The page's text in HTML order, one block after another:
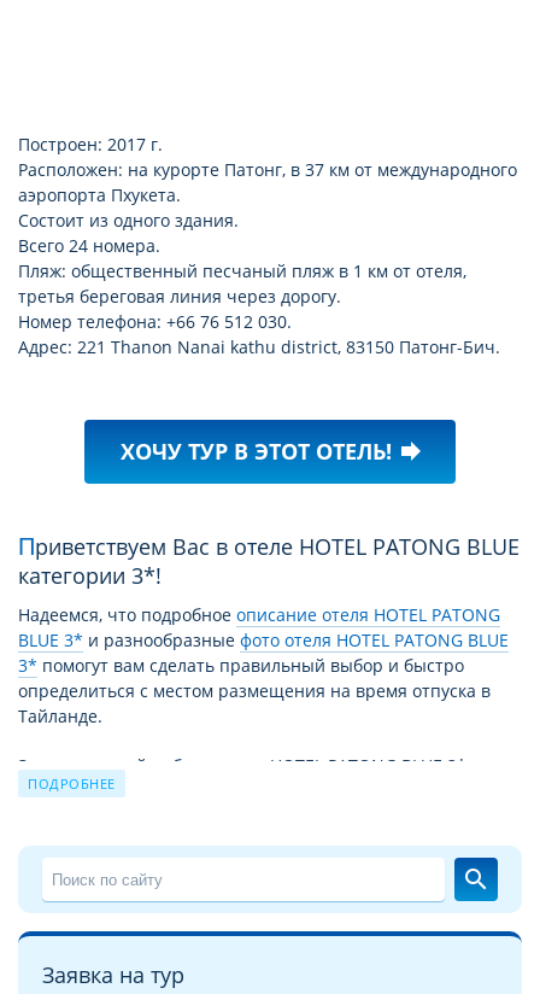
Построен: 2017 г.
Расположен: на курорте Патонг, в 37 км от международного
аэропорта Пхукета.
Состоит из одного здания.
Всего 24 номера.
Пляж: общественный песчаный пляж в 1 км от отеля,
третья береговая линия через дорогу.
Номер телефона: +66 76 512 030.
Адрес: 221 Thanon Nanai kathu district, 83150 Патонг-Бич.
ХОЧУ ТУР В ЭТОТ ОТЕЛЬ! forward
Приветствуем Вас в отеле HOTEL PATONG BLUE
категории 3*!
Надеемся, что подробное описание отеля HOTEL PATONG
BLUE 3* и разнообразные фото отеля HOTEL PATONG BLUE
3* помогут вам сделать правильный выбор и быстро
определиться с местом размещения на время отпуска в
Тайланде.
За время своей работы отель HOTEL PATONG BLUE 3*
принял уже немало отдыхающих. Причиной этому не
для отдыха, но и выгодное для туристов сочетание цены –
качества. Благодаря этому путевка в HOTEL PATONG BLUE
3* из года в год продолжает пользоваться спросом.
Чудесный отдых в отеле HOTEL PATONG BLUE 3* на курорте
Патонг Бич это взвешенное и продуманное решение для
ПОДРОБНЕЕ
search
Заявка на тур